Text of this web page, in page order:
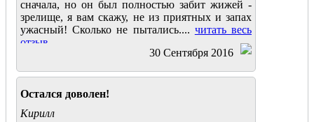
сначала, но он был полностью забит жижей -
зрелище, я вам скажу, не из приятных и запах
ужасный! Сколько не пытались.... читать весь
отзыв
30 Сентября 2016
Остался доволен!
Кирилл